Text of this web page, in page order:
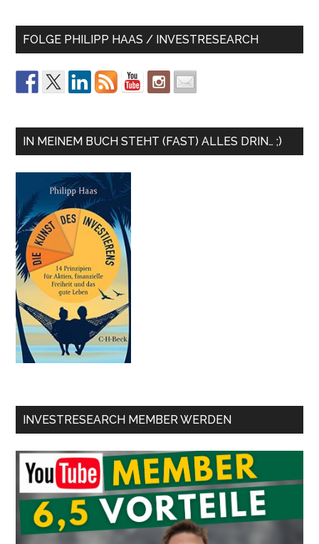
FOLGE PHILIPP HAAS / INVESTRESEARCH
IN MEINEM BUCH STEHT (FAST) ALLES DRIN… ;)
INVESTRESEARCH MEMBER WERDEN